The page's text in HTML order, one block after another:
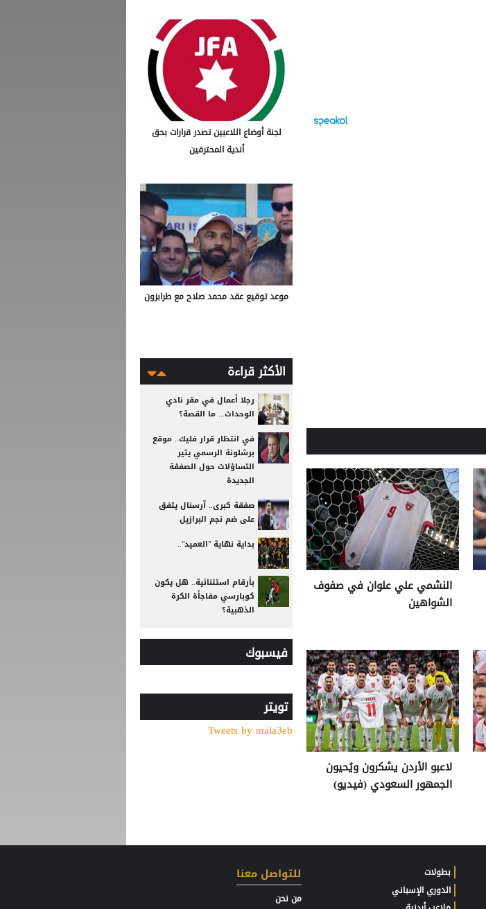
النشمي علي علوان في صفوف
الشواهين
لاعبو الأردن يشكرون ويُحيون
الجمهور السعودي (فيديو)
لجنة أوضاع اللاعبين تصدر قرارات بحق
أندية المحترفين
موعد توقيع عقد محمد صلاح مع طرابزون
الأكثر قراءة
رجلا أعمال في مقر نادي
الوحدات... ما القصة؟
في انتظار قرار فليك.. موقع
برشلونة الرسمي يثير
التساؤلات حول الصفقة
الجديدة
صفقة كبرى.. آرسنال يتفق
على ضم نجم البرازيل
بداية نهاية "العميد"..
بأرقام استثنائية.. هل يكون
كوبارسي مفاجأة الكرة
الذهبية؟
على عرض سعودي !!
من الأهلي السعودي
للبريميرليج.. يايسله يقود
الزاكي.. هل يتكرر سيناريو
فيسبوك
تويتر
Tweets by mala3eb
بطولات
الدوري الإسباني
للتواصل معنا
من نحن